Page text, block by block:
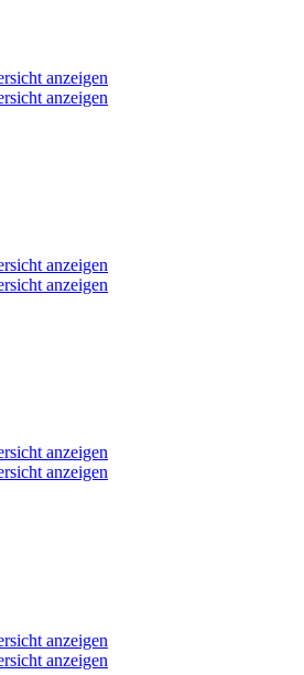
anzeigen
anzeigen
anzeigen
anzeigen
anzeigen
anzeigen
anzeigen
anzeigen